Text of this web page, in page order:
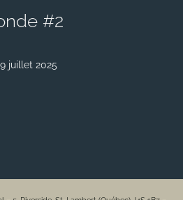
#2
juillet 2025